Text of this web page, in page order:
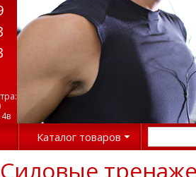
Каталог товаров
Силовые